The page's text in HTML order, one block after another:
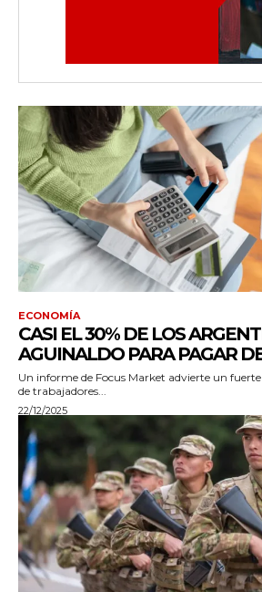
ECONOMÍA
CASI EL 30% DE LOS
AGUINALDO PARA PAGAR
Un informe de Focus Market advierte un
de trabajadores...
22/12/2025